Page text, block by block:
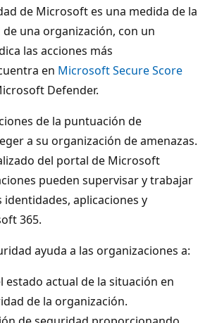
de Microsoft es una medida de la
una organización, con un
las acciones más
en Microsoft Secure Score
Defender.
de la puntuación de
a su organización de amenazas.
del portal de Microsoft
pueden supervisar y trabajar
aplicaciones y
365.
ayuda a las organizaciones a:
actual de la situación en
de la organización.